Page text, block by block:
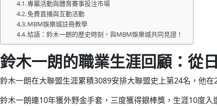
專屬活動與體育賽事投注市場
免費直播與互動活動
MBM娛樂城註冊教學
結語：鈴木一朗的歷史時刻，與MBM娛樂城共同見證！
鈴木一朗的職業生涯回顧：從
鈴木一朗在大聯盟生涯累積3089安排大聯盟史上第24名，他
鈴木一朗連10年獲外野金手套，三度獲得銀棒獎，生涯10度